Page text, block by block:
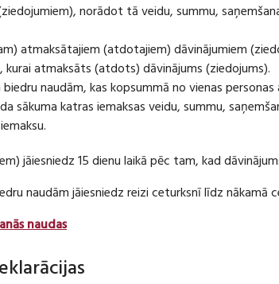
norādot tā veidu, summu,
atmaksātajiem (atdotajiem) dāvinājumiem
atmaksāts (atdots) dāvinājums (ziedojums).
naudām, kas kopsummā no vienas
sākuma katras iemaksas veidu, summu,
jāiesniedz 15 dienu laikā pēc tam, kad
naudām jāiesniedz reizi ceturksnī līdz nākamā
naudas